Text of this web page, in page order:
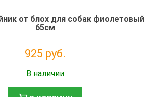
от блох для собак фиолетовый
65см
925 руб.
В наличии